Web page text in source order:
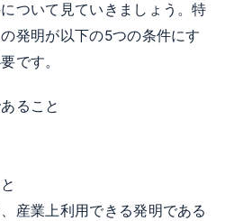
ついて見ていきましょう。特
発明が以下の5つの条件にす
です。
ること
産業上利用できる発明である